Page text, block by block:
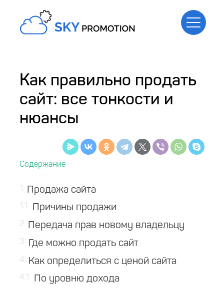
Как правильно продать
сайт: все тонкости и
нюансы
1 Продажа сайта
1.1 Причины продажи
2 Передача прав новому владельцу
3 Где можно продать сайт
4 Как определиться с ценой сайта
4.1 По уровню дохода